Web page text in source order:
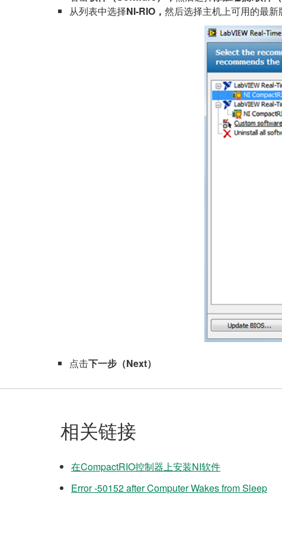
从列表中选择NI-RIO， 然后选择主机上可用的最新
点击下一步（Next）
相关链接
在CompactRIO控制器上安装NI软件
Error -50152 after Computer Wakes from Sleep